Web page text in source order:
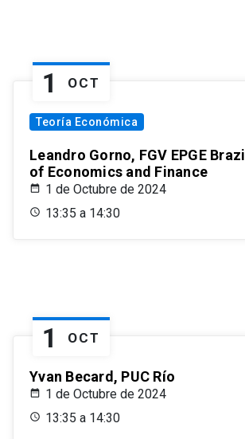
1 OCT
Teoría Económica
Leandro Gorno, FGV EPGE
of Economics and Finance
1 de Octubre de 2024
13:35 a 14:30
1 OCT
Yvan Becard, PUC Río
1 de Octubre de 2024
13:35 a 14:30